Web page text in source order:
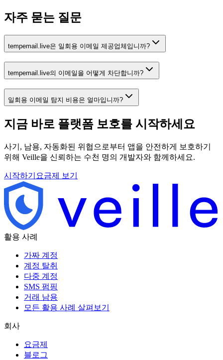
자주 묻는 질문
tempemail.live은 일회용 이메일 제공업체입니까?
tempemail.live의 이메일을 어떻게 차단합니까?
일회용 이메일 탐지 비용은 얼마입니까?
지금 바로 플랫폼 보호를 시작하세요
사기, 남용, 자동화된 위협으로부터 앱을 안전하게 보호하기
위해 Veille을 신뢰하는 수천 명의 개발자와 함께하세요.
시작하기 요금제 보기
활용 사례
가짜 계정
계정 탈취
다중 계정
SMS 펌핑
거래 남용
모든 활용 사례 살펴보기
회사
요금제
블로그